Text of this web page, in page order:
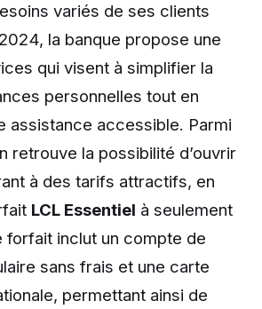
variés de ses clients
la banque propose une
qui visent à simplifier la
personnelles tout en
assistance accessible. Parmi
retrouve la possibilité d’ouvrir
à des tarifs attractifs, en
LCL Essentiel à seulement
forfait inclut un compte de
sans frais et une carte
permettant ainsi de